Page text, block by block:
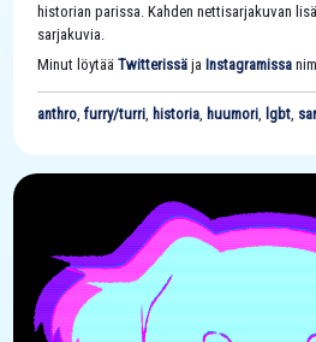
historian parissa. Kahden nettisarjakuvan
sarjakuvia.
Minut löytää Twitterissäja Instagramissa
anthro, furry/turri, historia, huumori, lgbt,